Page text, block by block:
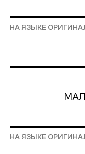
НА ЯЗЫКЕ
НА ЯЗЫКЕ